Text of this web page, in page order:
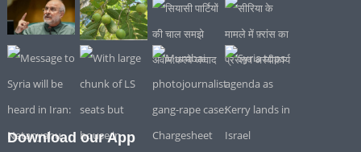
Download our App